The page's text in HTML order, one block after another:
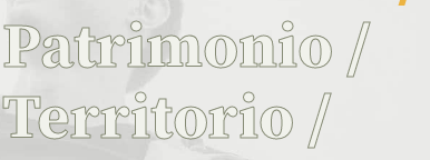
Patrimonio /
Territorio /